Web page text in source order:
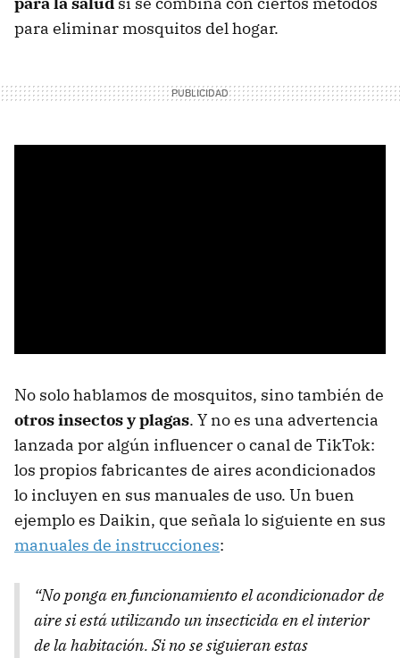
para eliminar mosquitos del hogar.
No solo hablamos de mosquitos, sino también de
otros insectos y plagas. Y no es una advertencia
lanzada por algún influencer o canal de TikTok:
los propios fabricantes de aires acondicionados
lo incluyen en sus manuales de uso. Un buen
ejemplo es Daikin, que señala lo siguiente en sus
manuales de instrucciones:
“No ponga en funcionamiento el acondicionador de
aire si está utilizando un insecticida en el interior
de la habitación. Si no se siguieran estas